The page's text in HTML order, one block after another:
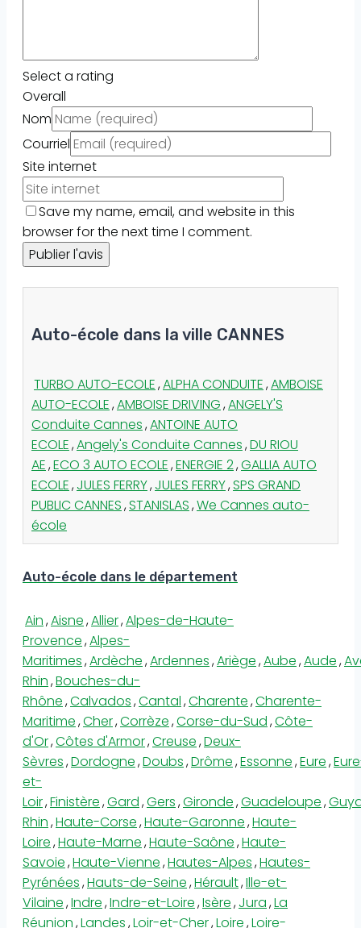
Select a rating
Overall
Nom
Courriel
Site internet
Save my name, email, and website in this
browser for the next time I comment.
Auto-école dans la ville CANNES
TURBO AUTO-ECOLE,ALPHA CONDUITE,AMBOISE
AUTO-ECOLE,AMBOISE DRIVING,ANGELY'S
Conduite Cannes,ANTOINE AUTO
ECOLE,Angely's Conduite Cannes,DU RIOU
AE,ECO 3 AUTO ECOLE,ENERGIE 2,GALLIA AUTO
ECOLE,JULES FERRY,JULES FERRY,SPS GRAND
PUBLIC CANNES,STANISLAS,We Cannes auto-
école
Auto-école dans le département
Ain,Aisne,Allier,Alpes-de-Haute-
Provence,Alpes-
Maritimes,Ardèche,Ardennes,Ariège,Aube,Aude,
Rhin,Bouches-du-
Rhône,Calvados,Cantal,Charente,Charente-
Maritime,Cher,Corrèze,Corse-du-Sud,Côte-
d'Or,Côtes d'Armor,Creuse,Deux-
Sèvres,Dordogne,Doubs,Drôme,Essonne,Eure,
et-
Loir,Finistère,Gard,Gers,Gironde,Guadeloupe,
Rhin,Haute-Corse,Haute-Garonne,Haute-
Loire,Haute-Marne,Haute-Saône,Haute-
Savoie,Haute-Vienne,Hautes-Alpes,Hautes-
Pyrénées,Hauts-de-Seine,Hérault,Ille-et-
Vilaine,Indre,Indre-et-Loire,Isère,Jura,La
Réunion,Landes,Loir-et-Cher,Loire,Loire-